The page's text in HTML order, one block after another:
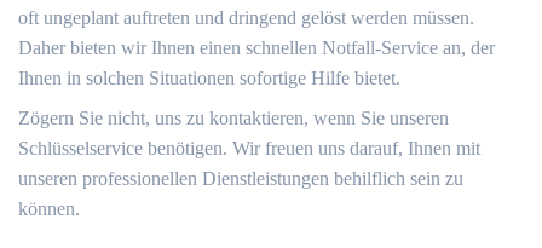
oft ungeplant auftreten und dringend gelöst werden müssen.​
Daher bieten wir Ihnen einen schnellen Notfall-Service an, der
Ihnen in solchen Situationen sofortige Hilfe bietet.​
Zögern Sie nicht, uns zu kontaktieren, wenn Sie unseren
Schlüsselservice benötigen.​ Wir freuen uns darauf, Ihnen mit
unseren professionellen Dienstleistungen behilflich sein zu
können.​